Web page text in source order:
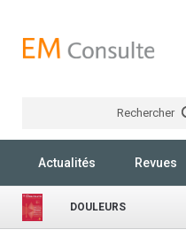
Rechercher
Actualités Revues
DOULEURS